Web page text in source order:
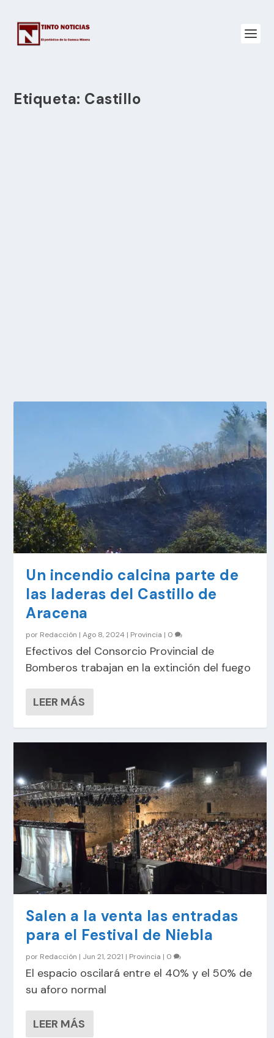
Etiqueta: Castillo
Un incendio calcina parte de
las laderas del Castillo de
Aracena
por Redacción |Ago 8, 2024 | Provincia | 0
Efectivos del Consorcio Provincial de
Bomberos trabajan en la extinción del fuego
LEER MÁS
Salen a la venta las entradas
para el Festival de Niebla
por Redacción | Jun 21, 2021 | Provincia | 0
El espacio oscilará entre el 40% y el 50% de
su aforo normal
LEER MÁS